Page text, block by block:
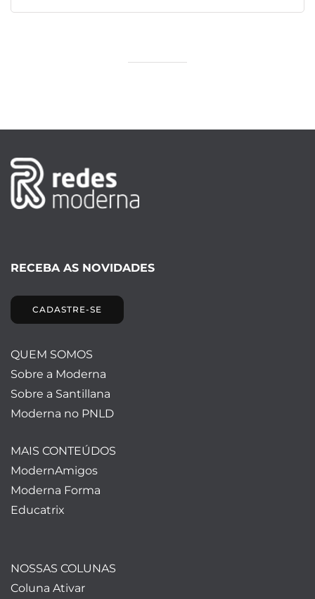
RECEBA AS NOVIDADES
CADASTRE-SE
QUEM SOMOS
Sobre a Moderna
Sobre a Santillana
Moderna no PNLD
MAIS CONTEÚDOS
ModernAmigos
Moderna Forma
Educatrix
NOSSAS COLUNAS
Coluna Ativar